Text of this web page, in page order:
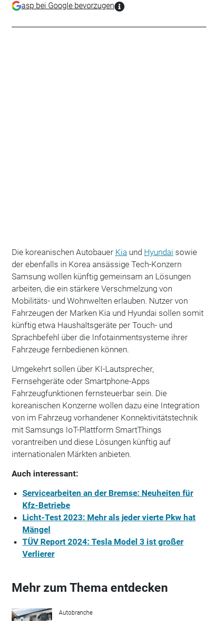
asp bei Google bevorzugen
Die koreanischen Autobauer Kia und Hyundai sowie
der ebenfalls in Korea ansässige Tech-Konzern
Samsung wollen künftig gemeinsam an Lösungen
arbeiten, die ein stärkere Verschmelzung von
Mobilitäts- und Wohnwelten erlauben. Nutzer von
Fahrzeugen der Marken Kia und Hyundai sollen somit
künftig etwa Haushaltsgeräte per Touch- und
Sprachbefehl über die Infotainmentsysteme ihrer
Fahrzeuge fernbedienen können.
Umgekehrt sollen über KI-Lautsprecher,
Fernsehgeräte oder Smartphone-Apps
Fahrzeugfunktionen fernsteuerbar sein. Die
koreanischen Konzerne wollen dazu eine Integration
von im Fahrzeug vorhandener Konnektivitätstechnik
mit Samsungs IoT-Plattform SmartThings
vorantreiben und diese Lösungen künftig auf
internationalen Märkten anbieten.
Auch interessant:
Servicearbeiten an der Bremse: Neuheiten für
Kfz-Betriebe
Licht-Test 2023: Mehr als jeder vierte Pkw hat
Mängel
TÜV Report 2024: Tesla Model 3 ist großer
Verlierer
Mehr zum Thema entdecken
Autobranche